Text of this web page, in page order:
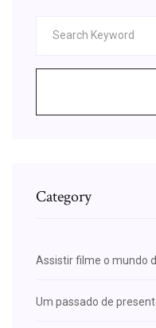
Category
Assistir filme o mundo
Um passado de